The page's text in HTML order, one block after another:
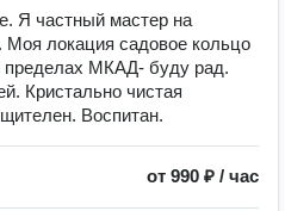
Я частный мастер на
локация садовое кольцо
МКАД- буду рад.
Кристально чистая
Воспитан.
от 990 ₽ / час